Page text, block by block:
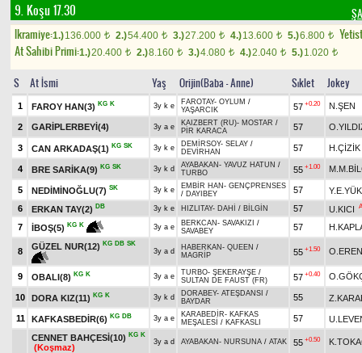
9. Koşu 17.30
Ikramiye:1.)136.000 t 2.)54.400 t 3.)27.200 t 4.)13.600 t 5.)6.800 t
At Sahibi Primi:1.)20.400 t 2.)8.160 t 3.)4.080 t 4.)2.040 t 5.)1.020 t
S At İsmi Yaş Orijin(Baba - Anne) Sıklet Jokey
1 FAROY HAN(3) KG K 3y k e FAROTAY- OYLUM /
YAŞARCIK
57 +0.20 N.ŞEN
2 GARİPLERBEYİ(4) 3y a e KAIZBERT (RU)- MOSTAR /
PİR KARACA
57
3 CAN ARKADAŞ(1) KG SK 3y k e DEMİRSOY- SELAY /
DEVİRHAN
57 H.ÇİZİK
4 BRE SARİKA(9) KG SK 3y k d AYABAKAN - YAVUZ HATUN /
TURBO
55 +1.00
5 NEDİMİNOĞLU(7) SK 3y k e EMBİR HAN - GENÇPRENSES
/ DAYIBEY 57
6
ERKAN TAY(2) DB 3y k e HIZLITAY- DAHİ / BİLGİN 57 U.KICI
7 İBOŞ(5) KG K 3y a e BERKCAN - SAVAKIZI /
SAVABEY
57
8
GÜZEL NUR(12) KG DB SK
3y a d HABERKAN - QUEEN /
MAGRİP
55 +1.50 O.EREN
9 OBALI(8) KG K 3y a e TURBO- ŞEKERAYŞE /
SULTAN DE FAUST (FR)
57 +0.40
10 DORA KIZ(11) KG K 3y k d DORABEY- ATEŞDANSI /
BAYDAR
55
11 KAFKASBEDİR(6) KG DB 3y a e KARABEDİR- KAFKAS
MEŞALESİ / KAFKASLI 57
CENNET BAHÇESİ(10) KG K
(Koşmaz)
3y a d AYABAKAN - NURSUNA / ATAK 55 +0.50